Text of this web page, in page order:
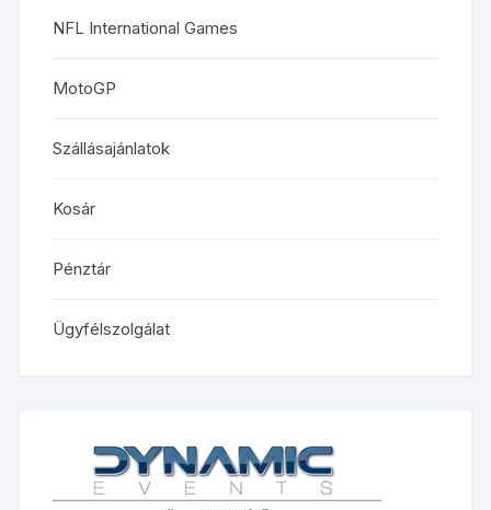
NFL International Games
MotoGP
Szállásajánlatok
Kosár
Pénztár
Ügyfélszolgálat